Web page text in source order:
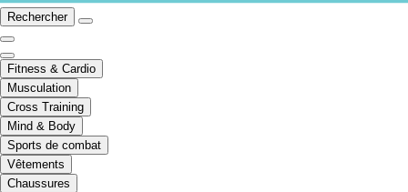
Rechercher
Fitness & Cardio
Musculation
Cross Training
Mind & Body
Sports de combat
Vêtements
Chaussures